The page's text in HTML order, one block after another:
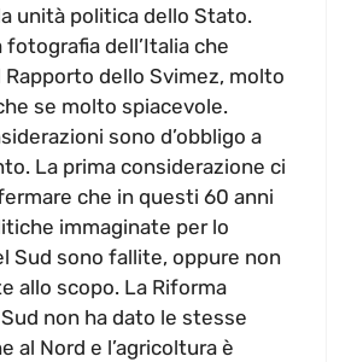
unità politica dello Stato.
fotografia dell’Italia che
Rapporto dello Svimez, molto
se molto spiacevole.
sono d’obbligo a
La prima considerazione ci
che in questi 60 anni
immaginate per lo
Sud sono fallite, oppure non
allo scopo. La Riforma
non ha dato le stesse
al Nord e l’agricoltura è